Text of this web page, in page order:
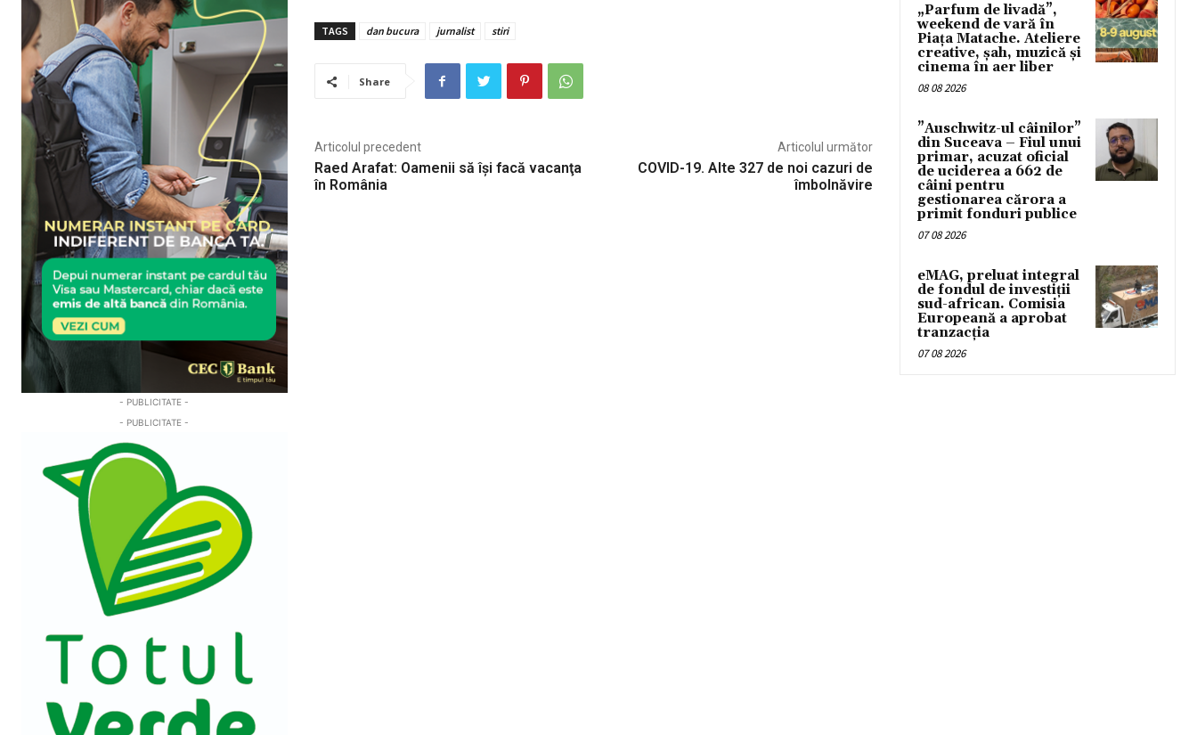
- PUBLICITATE -
- PUBLICITATE -
TAGS dan bucura jurnalist stiri
Share
Articolul precedent
Raed Arafat: Oamenii să îşi facă vacanţa
în România
Articolul următor
COVID-19. Alte 327 de noi cazuri de
îmbolnăvire
„Parfum de livadă”,
weekend de vară în
Piața Matache. Ateliere
creative, șah, muzică și
cinema în aer liber
08 08 2026
”Auschwitz-ul câinilor”
din Suceava – Fiul unui
primar, acuzat oficial
de uciderea a 662 de
câini pentru
gestionarea cărora a
primit fonduri publice
07 08 2026
eMAG, preluat integral
de fondul de investiții
sud-african. Comisia
Europeană a aprobat
tranzacția
07 08 2026